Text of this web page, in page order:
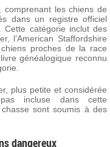
comprenant les chiens de
dans un registre officiel
Cette catégorie inclut des
l’American Staffordshire
proches de la race
généalogique reconnu
plus petite et considérée
incluse dans cette
sont soumis à des
dangereux